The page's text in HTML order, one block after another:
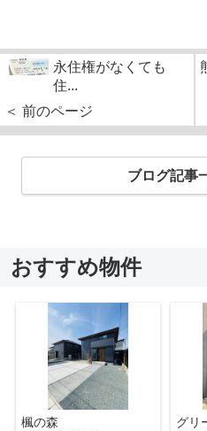
永住権がなくても
住...
＜ 前のページ
ブログ記事
おすすめ物件
楓の森